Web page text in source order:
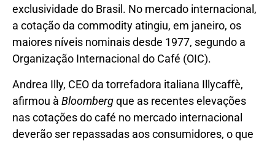
exclusividade do Brasil. No mercado internacional,
a cotação da commodity atingiu, em janeiro, os
maiores níveis nominais desde 1977, segundo a
Organização Internacional do Café (OIC).
Andrea Illy, CEO da torrefadora italiana Illycaffè,
afirmou à Bloombergque as recentes elevações
nas cotações do café no mercado internacional
deverão ser repassadas aos consumidores, o que